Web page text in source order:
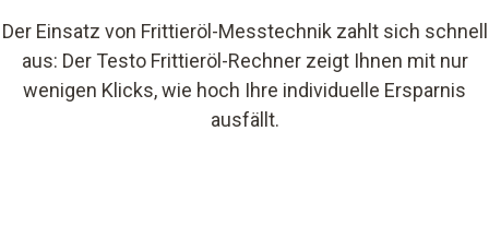
Der Einsatz von Frittieröl-Messtechnik zahlt sich schnell
aus: Der Testo Frittieröl-Rechner zeigt Ihnen mit nur
wenigen Klicks, wie hoch Ihre individuelle Ersparnis
ausfällt.